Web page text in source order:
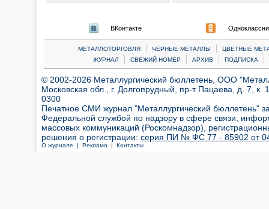
ВКонтакте
МЕТАЛЛОТОРГОВЛЯ | ЧЕРНЫЕ МЕТАЛЛЫ |
ЦВЕТНЫЕ
ЖУРНАЛ
| СВЕЖИЙ НОМЕР | АРХИВ | ПОДПИСКА |
© 2002-2026 Металлургический бюллетень, ООО
Московская обл., г. Долгопрудный, пр-т Пацаева, д. 7,
0300
Печатное СМИ журнал "Металлургический бюллетень"
Федеральной службой по надзору в сфере связи,
массовых коммуникаций (Роскомнадзор),
решения о регистрации: серия ПИ № ФС 77 - 85902 от 04
О журнале | Реклама | Контакты